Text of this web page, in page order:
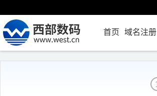
首页 域名注册